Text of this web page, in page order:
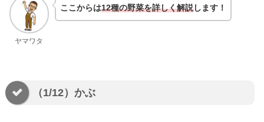
ヤマワタ
ここからは12種の野菜を詳しく解説します！
（1/12）かぶ